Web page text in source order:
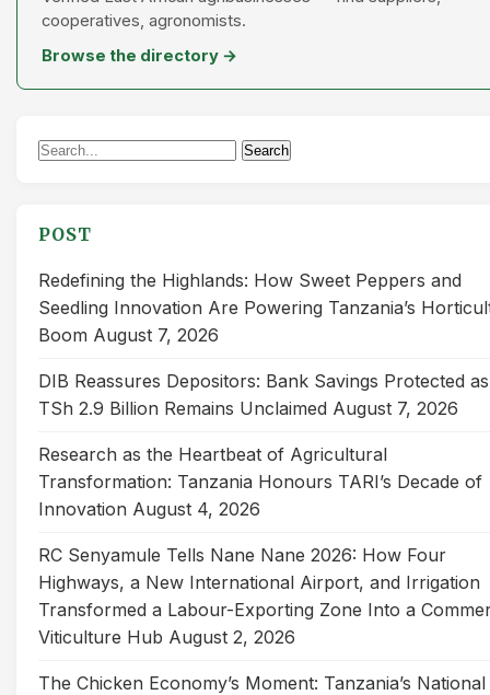
cooperatives, agronomists.
Browse the directory →
Search
Search
POST
Redefining the Highlands: How Sweet Peppers and
Seedling Innovation Are Powering Tanzania’s
Boom August 7, 2026
DIB Reassures Depositors: Bank Savings Protected as
TSh 2.9 Billion Remains Unclaimed August 7, 2026
Research as the Heartbeat of Agricultural
Transformation: Tanzania Honours TARI’s Decade of
Innovation August 4, 2026
RC Senyamule Tells Nane Nane 2026: How Four
Highways, a New International Airport, and Irrigation
Transformed a Labour-Exporting Zone Into a
Viticulture Hub August 2, 2026
The Chicken Economy’s Moment: Tanzania’s National